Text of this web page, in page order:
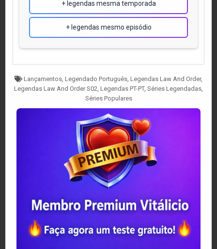
+ legendas mesma temporada
+ legendas mesmo episódio
Tagged
Lançamentos, Legendado Português, Legendas Law And Order,
Legendas Law And Order S02, Legendas PT-PT, Séries Legendadas,
Séries Populares